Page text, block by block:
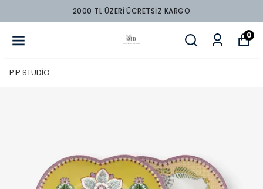
2000 TL ÜZERİ ÜCRETSİZ KARGO
0
PİP STUDİO